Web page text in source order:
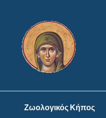
Ζωολογικός Κήπος